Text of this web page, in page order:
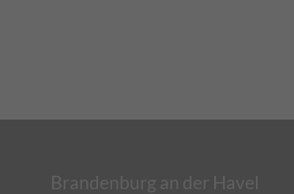
Brandenburg an der Havel